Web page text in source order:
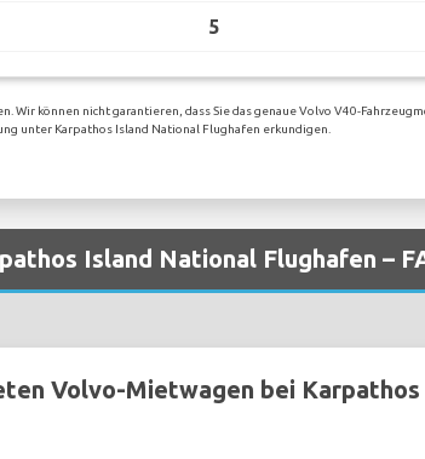
5
Wir können nicht garantieren, dass Sie das genaue Volvo V40-
unter Karpathos Island National Flughafen erkundigen.
Island National Flughafen –
Volvo-Mietwagen bei